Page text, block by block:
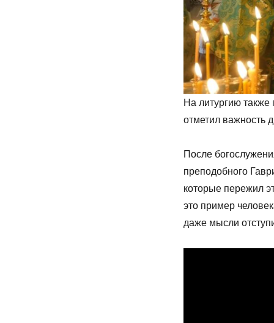
На литургию
отметил важность
После
преподобного
которые пережил
это пример
даже мысли